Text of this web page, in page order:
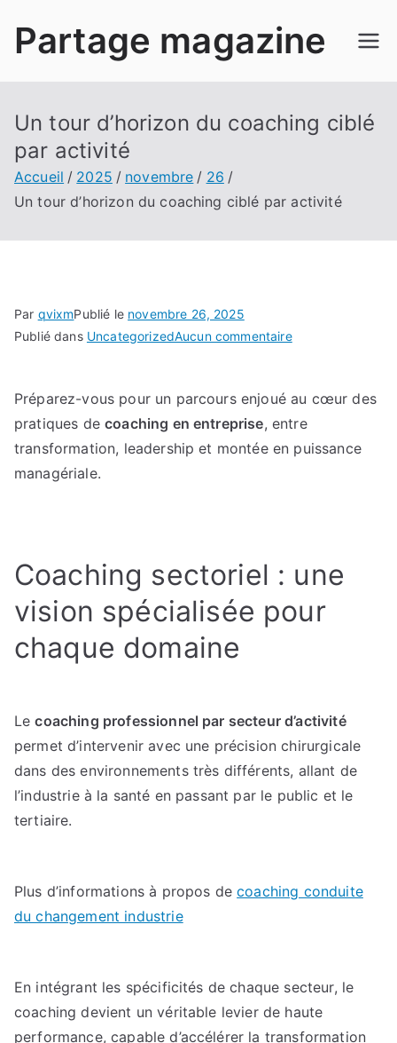
Partage magazine
Un tour d’horizon du coaching ciblé
par activité
Accueil 2025 novembre
26
Un tour d’horizon du coaching ciblé par activité
Par qvixmPublié le novembre 26, 2025
Publié dans UncategorizedAucun commentairesur
d’horizon
du
coaching
Préparez-vous pour un parcours enjoué au cœur des
pratiques decoaching en entreprise, entre
transformation, leadership et montée en puissance
managériale.
Coaching sectoriel : une
vision spécialisée pour
chaque domaine
Lecoaching professionnel par secteur d’activité
permet d’intervenir avec une précision chirurgicale
dans des environnements très différents, allant de
l’industrie à la santé en passant par le public et le
tertiaire.
Plus d’informations à propos decoaching conduite
du changement industrie
En intégrant les spécificités de chaque secteur, le
coaching devient un véritable levier de haute
performance, capable d’accélérer la transformation